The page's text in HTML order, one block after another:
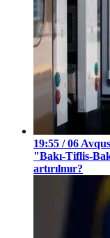
19:55 / 06
"Bakı-Tiflis-
artırılmır?